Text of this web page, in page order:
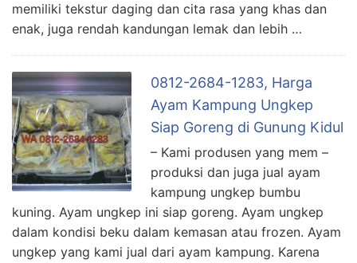
memiliki tekstur daging dan cita rasa yang khas dan
enak, juga rendah kandungan lemak dan lebih …
0812-2684-1283, Harga
Ayam Kampung Ungkep
Siap Goreng di Gunung Kidul
– Kami produsen yang mem –
produksi dan juga jual ayam
kampung ungkep bumbu
kuning. Ayam ungkep ini siap goreng. Ayam ungkep
dalam kondisi beku dalam kemasan atau frozen. Ayam
ungkep yang kami jual dari ayam kampung. Karena